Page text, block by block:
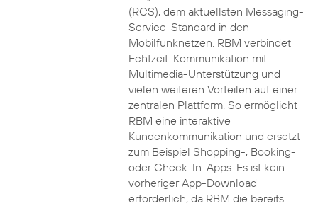
(RCS), dem aktuellsten Messaging-
Service-Standard in den
Mobilfunknetzen. RBM verbindet
Echtzeit-Kommunikation mit
Multimedia-Unterstützung und
vielen weiteren Vorteilen auf einer
zentralen Plattform. So ermöglicht
RBM eine interaktive
Kundenkommunikation und ersetzt
zum Beispiel Shopping-, Booking-
oder Check-In-Apps. Es ist kein
vorheriger App-Download
erforderlich, da RBM die bereits